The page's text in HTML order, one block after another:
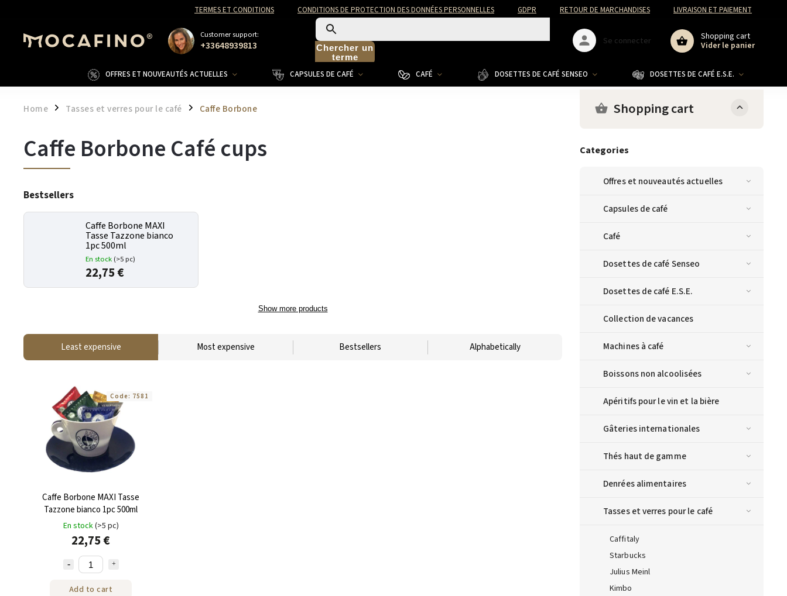
TERMES ET CONDITIONS CONDITIONS DE PROTECTION DES DONNÉES PERSONNELLES GDPR RETOUR DE MARCHANDISES LIVRAISON ET PAIEMENT
Customer support:
+33648939813
Chercher un
terme
Shopping cart
Vider le panier
Se connecter
OFFRES ET NOUVEAUTÉS ACTUELLES CAPSULES DE CAFÉ CAFÉ DOSETTES DE CAFÉ SENSEO DOSETTES DE CAFÉ E.S.E.
Home / Tasses et verres pour le café / Caffe Borbone Shopping cart
Categories
Offres et nouveautés actuelles
Capsules de café
Café
Dosettes de café Senseo
Dosettes de café E.S.E.
Collection de vacances
Machines à café
Boissons non alcoolisées
Apéritifs pour le vin et la bière
Gâteries internationales
Thés haut de gamme
Denrées alimentaires
Tasses et verres pour le café
Caffitaly
Starbucks
Julius Meinl
Kimbo
Caffe Borbone Café cups
Bestsellers
Caffe Borbone MAXI
Tasse Tazzone bianco
1pc 500ml
En stock (>5 pc)
22,75 €
Show more products
Least expensive Most expensive Bestsellers Alphabetically
Caffe Borbone MAXI Tasse
Tazzone bianco 1pc 500ml
En stock(>5 pc)
22,75 €
Add to cart
Code: 7581